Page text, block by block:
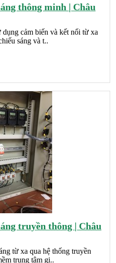
thông minh | Châu
cảm biến và kết nối từ xa
sáng và t..
truyền thông | Châu
từ xa qua hệ thống truyền
trung tâm gi..